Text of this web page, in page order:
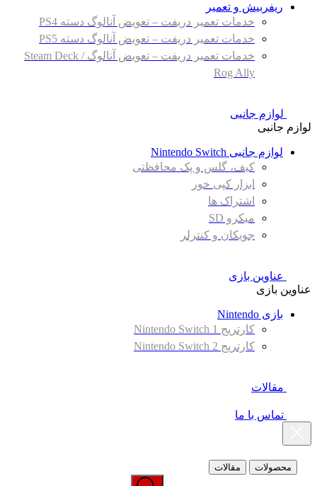
ریفربیش و تعمیر
خدمات تعمیر دریفت – تعویض آنالوگ دسته PS4
خدمات تعمیر دریفت – تعویض آنالوگ دسته PS5
خدمات تعمیر دریفت – تعویض آنالوگ Steam Deck /
Rog Ally
لوازم جانبی
لوازم جانبی
لوازم جانبی Nintendo Switch
کیف، گلس و پک محافظتی
ابزار کپی خور
اشتراک ها
میکرو SD
جویکان و کنترلر
عناوین بازی
عناوین بازی
بازی Nintendo
کارتریج Nintendo Switch 1
کارتریج Nintendo Switch 2
مقالات
تماس با ما
محصولات مقالات